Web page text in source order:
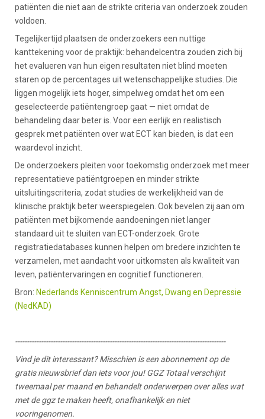
patiënten die niet aan de strikte criteria van onderzoek zouden
voldoen.
Tegelijkertijd plaatsen de onderzoekers een nuttige
kanttekening voor de praktijk: behandelcentra zouden zich bij
het evalueren van hun eigen resultaten niet blind moeten
staren op de percentages uit wetenschappelijke studies. Die
liggen mogelijk iets hoger, simpelweg omdat het om een
geselecteerde patiëntengroep gaat — niet omdat de
behandeling daar beter is. Voor een eerlijk en realistisch
gesprek met patiënten over wat ECT kan bieden, is dat een
waardevol inzicht.
De onderzoekers pleiten voor toekomstig onderzoek met meer
representatieve patiëntgroepen en minder strikte
uitsluitingscriteria, zodat studies de werkelijkheid van de
klinische praktijk beter weerspiegelen. Ook bevelen zij aan om
patiënten met bijkomende aandoeningen niet langer
standaard uit te sluiten van ECT-onderzoek. Grote
registratiedatabases kunnen helpen om bredere inzichten te
verzamelen, met aandacht voor uitkomsten als kwaliteit van
leven, patiëntervaringen en cognitief functioneren.
Bron: Nederlands Kenniscentrum Angst, Dwang en Depressie
(NedKAD)
-----------------------------------------------------------------------------------------
Vind je dit interessant? Misschien is een abonnement op de
gratis nieuwsbrief dan iets voor jou! GGZ Totaal verschijnt
tweemaal per maand en behandelt onderwerpen over alles wat
met de ggz te maken heeft, onafhankelijk en niet
vooringenomen.